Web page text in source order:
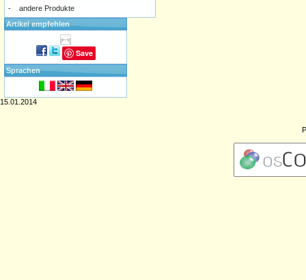
-
andere Produkte
Artikel empfehlen
Save
Sprachen
15.01.2014